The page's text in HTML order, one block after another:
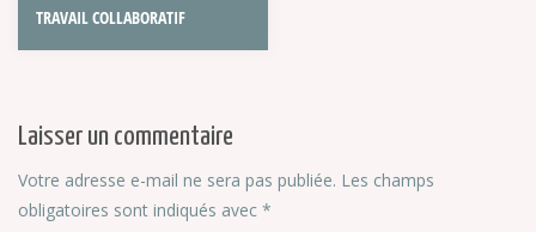
TRAVAIL COLLABORATIF
Laisser un commentaire
Votre adresse e-mail ne sera pas publiée. Les champs
obligatoires sont indiqués avec *